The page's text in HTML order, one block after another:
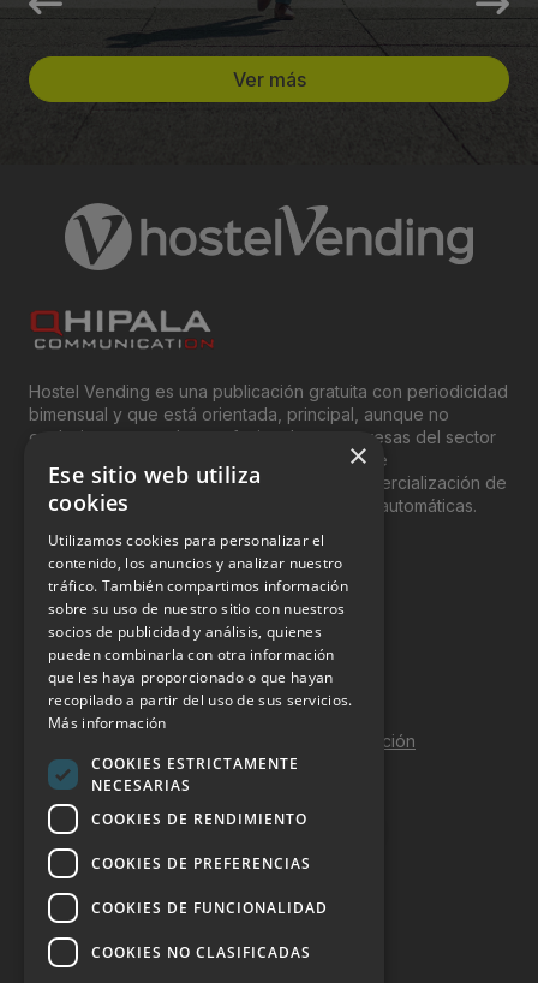
Ver más
Hostel Vending es una publicación gratuita con periodicidad
bimensual y que está orientada, principal, aunque no
exclusivamente, a los profesionales y empresas del sector
del “Vending”; nombre con el que se conoce
genéricamente entre profesionales a la comercialización de
productos y servicios a través de máquinas automáticas.
INFORMACIÓN LEGAL
Aviso Legal
Política de Privacidad
Política de Cookies
Política de calidad y seguridad de la información
Contacto
DOSSIER Y CONTRATACIÓN
Dossier 2026 (ES)
×
Ese sitio web utiliza
cookies
Utilizamos cookies para personalizar el
contenido, los anuncios y analizar nuestro
tráfico. También compartimos información
sobre su uso de nuestro sitio con nuestros
socios de publicidad y análisis, quienes
pueden combinarla con otra información
que les haya proporcionado o que hayan
recopilado a partir del uso de sus servicios.
Más información
COOKIES ESTRICTAMENTE
NECESARIAS
COOKIES DE RENDIMIENTO
COOKIES DE PREFERENCIAS
COOKIES DE FUNCIONALIDAD
COOKIES NO CLASIFICADAS